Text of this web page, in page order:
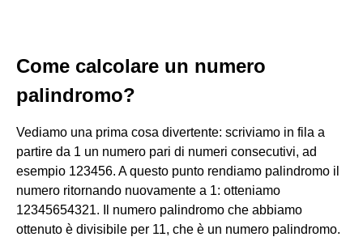
Come calcolare un numero
palindromo?
Vediamo una prima cosa divertente: scriviamo in fila a
partire da 1 un numero pari di numeri consecutivi, ad
esempio 123456. A questo punto rendiamo palindromo il
numero ritornando nuovamente a 1: otteniamo
12345654321. Il numero palindromo che abbiamo
ottenuto è divisibile per 11, che è un numero palindromo.